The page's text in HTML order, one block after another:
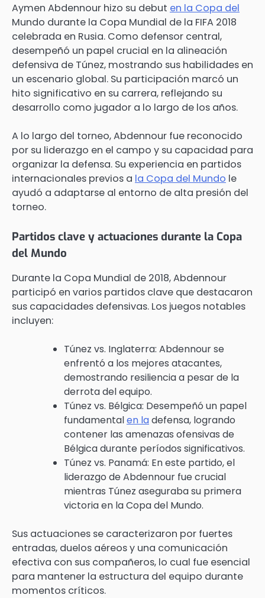
Aymen Abdennour hizo su debut en la Copa del
Mundo durante la Copa Mundial de la FIFA 2018
celebrada en Rusia. Como defensor central,
desempeñó un papel crucial en la alineación
defensiva de Túnez, mostrando sus habilidades en
un escenario global. Su participación marcó un
hito significativo en su carrera, reflejando su
desarrollo como jugador a lo largo de los años.
A lo largo del torneo, Abdennour fue reconocido
por su liderazgo en el campo y su capacidad para
organizar la defensa. Su experiencia en partidos
internacionales previos a la Copa del Mundo le
ayudó a adaptarse al entorno de alta presión del
torneo.
Partidos clave y actuaciones durante la Copa
del Mundo
Durante la Copa Mundial de 2018, Abdennour
participó en varios partidos clave que destacaron
sus capacidades defensivas. Los juegos notables
incluyen:
Túnez vs. Inglaterra: Abdennour se
enfrentó a los mejores atacantes,
demostrando resiliencia a pesar de la
derrota del equipo.
Túnez vs. Bélgica: Desempeñó un papel
fundamentalen ladefensa, logrando
contener las amenazas ofensivas de
Bélgica durante períodos significativos.
Túnez vs. Panamá: En este partido, el
liderazgo de Abdennour fue crucial
mientras Túnez aseguraba su primera
victoria en la Copa del Mundo.
Sus actuaciones se caracterizaron por fuertes
entradas, duelos aéreos y una comunicación
efectiva con sus compañeros, lo cual fue esencial
para mantener la estructura del equipo durante
momentos críticos.